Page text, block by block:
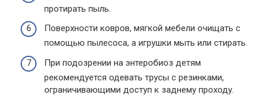
протирать пыль.
Поверхности ковров, мягкой мебели очищать с
помощью пылесоса, а игрушки мыть или стирать.
При подозрении на энтеробиоз детям
рекомендуется одевать трусы с резинками,
ограничивающими доступ к заднему проходу.